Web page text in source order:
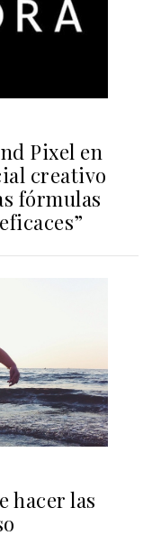
Pixel en
creativo
fórmulas
hacer las